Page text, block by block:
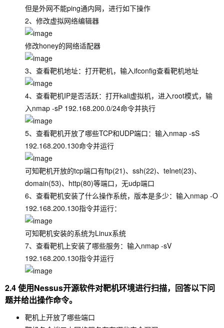
但是外网不能ping通内网，进行如下操作
2、修改虚拟网络编辑器
修改honey的网络适配器
3、查看靶机地址：打开靶机，输入ifconfig查看靶机地址
4、查看靶机IP是否活跃：打开kali虚拟机，进入root模式，输
入nmap -sP 192.168.200.0/24命令并执行
5、查看靶机开放了哪些TCP和UDP端口：输入nmap -sS
192.168.200.130命令并运行
可知靶机开放的tcp端口有ftp(21)、ssh(22)、telnet(23)、
domain(53)、http(80)等端口，无udp端口
6、查看靶机安装了什么操作系统，版本是多少：输入nmap -O
192.168.200.130指令并运行：
可知靶机安装的系统为Linux系统
7、查看靶机上安装了哪些服务：输入nmap -sV
192.168.200.130指令并运行
2.4 使用Nessus开源软件对靶机环境进行扫描，回答以下问
题并给出操作命令。
靶机上开放了哪些端口